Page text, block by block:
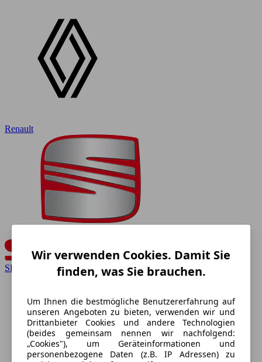
Renault
SEAT
Wir verwenden Cookies. Damit Sie
finden, was Sie brauchen.
Um Ihnen die bestmögliche Benutzererfahrung auf
unseren Angeboten zu bieten, verwenden wir und
Drittanbieter Cookies und andere Technologien
(beides gemeinsam nennen wir nachfolgend:
„Cookies"), um Geräteinformationen und
personenbezogene Daten (z.B. IP Adressen) zu